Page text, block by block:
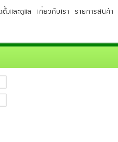
รายการสินค้า
เกี่ยวกับเรา
งและดูแล